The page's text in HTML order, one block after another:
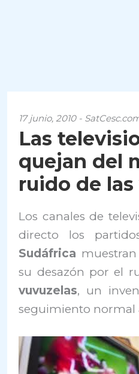
17 junio, 2010 -
Las
quejan del
ruido de
Los canales de
directo los
Sudáfrica
su desazón por el
vuvuzelas, un
seguimiento normal